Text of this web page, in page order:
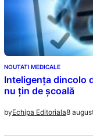
NOUTATI MEDICALE
Inteligența dincolo
nu țin de școală
byEchipa Editoriala8